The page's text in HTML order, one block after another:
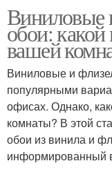
Виниловые
обои:
вашей
Виниловые и
популярными
офисах. Однако,
комнаты? В этой
обои из винила и
информированный